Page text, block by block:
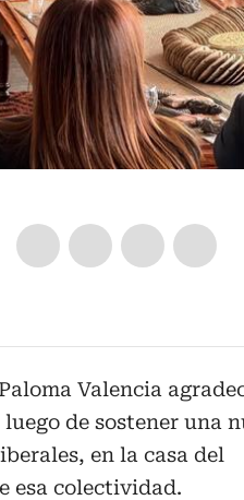
Valencia
de sostener una
en la casa del
esa colectividad.